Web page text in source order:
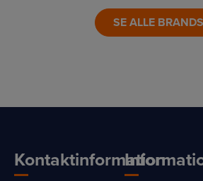
SE ALLE BRANDS
Kontaktinformation